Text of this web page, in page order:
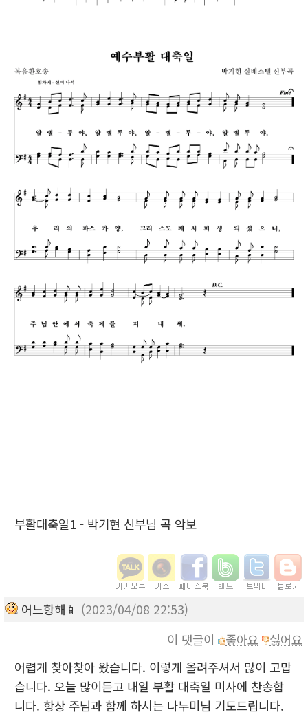
부활대축일1 - 박기현 신부님 곡 악보
어느항해📱 (2023/04/08 22:53)
이 댓글이
좋아요
싫어요
어렵게 찾아찾아 왔습니다. 이렇게 올려주셔서 많이 고맙
습니다. 오늘 많이듣고 내일 부활 대축일 미사에 찬송합
니다. 항상 주님과 함께 하시는 나누미님 기도드립니다.